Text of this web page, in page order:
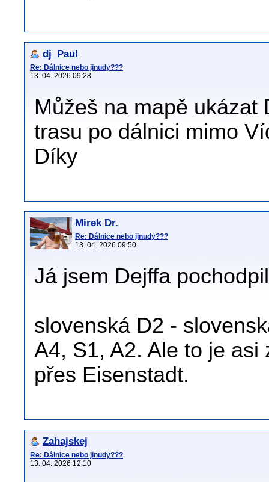
dj_Paul
Re: Dálnice nebo jinudy???
13. 04. 2026 09:28
Můžeš na mapě ukázat
trasu po dálnici mimo
Díky
Mirek Dr.
Re: Dálnice nebo jinudy???
13. 04. 2026 09:50
Já jsem Dejffa
slovenská D2 -
A4, S1, A2. Ale to je
přes Eisenstadt.
Zahajskej
Re: Dálnice nebo jinudy???
13. 04. 2026 12:10